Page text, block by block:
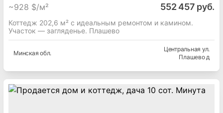
~928 $/м² 552 457 руб.
Коттедж 202,6 м² с идеальным ремонтом и камином.
Участок — загляденье. Плашево
Минская обл.
Центральная ул.
Плашево д